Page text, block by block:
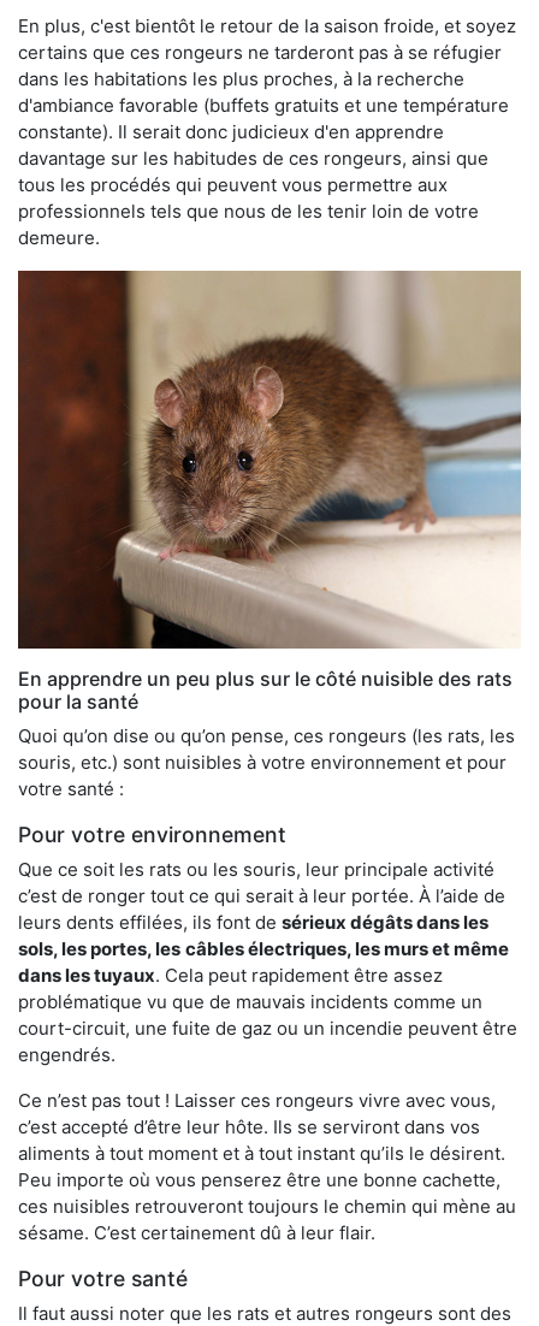
En plus, c'est bientôt le retour de la saison froide, et soyez
certains que ces rongeurs ne tarderont pas à se réfugier
dans les habitations les plus proches, à la recherche
d'ambiance favorable (buffets gratuits et une température
constante). Il serait donc judicieux d'en apprendre
davantage sur les habitudes de ces rongeurs, ainsi que
tous les procédés qui peuvent vous permettre aux
professionnels tels que nous de les tenir loin de votre
demeure.
En apprendre un peu plus sur le côté nuisible des rats
pour la santé
Quoi qu’on dise ou qu’on pense, ces rongeurs (les rats, les
souris, etc.) sont nuisibles à votre environnement et pour
votre santé :
Pour votre environnement
Que ce soit les rats ou les souris, leur principale activité
c’est de ronger tout ce qui serait à leur portée. À l’aide de
leurs dents effilées, ils font de sérieux dégâts dans les
sols, les portes, les câbles électriques, les murs et même
dans les tuyaux. Cela peut rapidement être assez
problématique vu que de mauvais incidents comme un
court-circuit, une fuite de gaz ou un incendie peuvent être
engendrés.
Ce n’est pas tout ! Laisser ces rongeurs vivre avec vous,
c’est accepté d’être leur hôte. Ils se serviront dans vos
aliments à tout moment et à tout instant qu’ils le désirent.
Peu importe où vous penserez être une bonne cachette,
ces nuisibles retrouveront toujours le chemin qui mène au
sésame. C’est certainement dû à leur flair.
Pour votre santé
Il faut aussi noter que les rats et autres rongeurs sont des